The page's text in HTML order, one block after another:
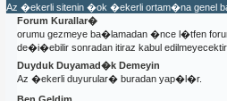
Az �ekerli sitenin �ok �ekerli ortam�na genel
Forum Kurallar�
orumu gezmeye ba�lamadan �nce l�tfen
de�i�ebilir sonradan itiraz kabul
Duyduk Duyamad�k Demeyin
Az �ekerli duyurular� buradan yap�l�r.